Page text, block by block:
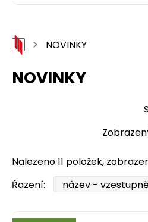
NOVINKY
NOVINKY
Nalezeno 11 položek,
Řazení: